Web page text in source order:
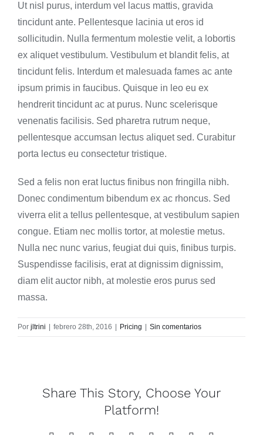
Ut nisl purus, interdum vel lacus mattis, gravida
tincidunt ante. Pellentesque lacinia ut eros id
sollicitudin. Nulla fermentum molestie velit, a lobortis
ex aliquet vestibulum. Vestibulum et blandit felis, at
tincidunt felis. Interdum et malesuada fames ac ante
ipsum primis in faucibus. Quisque in leo eu ex
hendrerit tincidunt ac at purus. Nunc scelerisque
venenatis facilisis. Sed pharetra rutrum neque,
pellentesque accumsan lectus aliquet sed. Curabitur
porta lectus eu consectetur tristique.
Sed a felis non erat luctus finibus non fringilla nibh.
Donec condimentum bibendum ex ac rhoncus. Sed
viverra elit a tellus pellentesque, at vestibulum sapien
congue. Etiam nec mollis tortor, at molestie metus.
Nulla nec nunc varius, feugiat dui quis, finibus turpis.
Suspendisse facilisis, erat at dignissim dignissim,
diam elit auctor nibh, at molestie eros purus sed
massa.
Por jltrini febrero 28th, 2016 Pricing Sin comentarios
Share This Story, Choose Your
Platform!